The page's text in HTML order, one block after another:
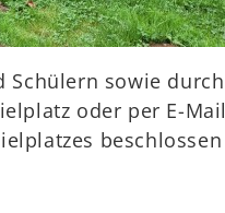
Schülern sowie durch
oder per E-Mail
beschlossen